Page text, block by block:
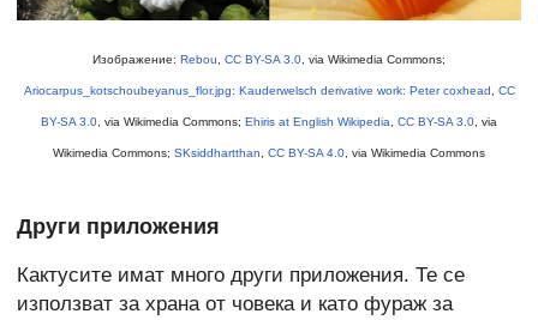
Изображение: Rebou CC BY-SA 3.0 , via Wikimedia Commons;
Ariocarpus_kotschoubeyanus_flor.jpg: Kauderwelsch derivative work: Peter coxhead CC
BY-SA 3.0 , via Wikimedia Commons; Ehiris at English Wikipedia CC BY-SA 3.0 , via
Wikimedia Commons; SKsiddhartthan CC BY-SA 4.0 , via Wikimedia Commons
Други приложения
Кактусите имат много други приложения. Те се
използват за храна от човека и като фураж за